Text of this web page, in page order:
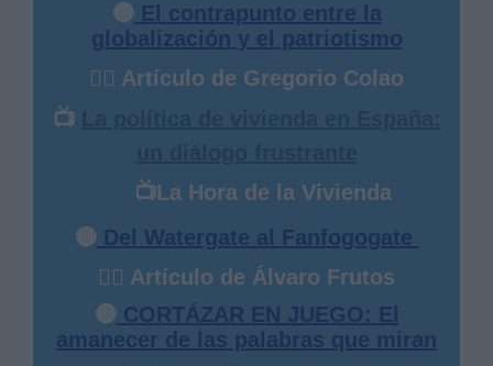
🔴 El contrapunto entre la
globalización y el patriotismo
✍🏻 Artículo de Gregorio Colao
📺
📺La Hora de la Vivienda
🔴 Del Watergate al Fanfogogate
✍🏻 Artículo de Álvaro Frutos
🔴 CORTÁZAR EN JUEGO: El
amanecer de las palabras que miran